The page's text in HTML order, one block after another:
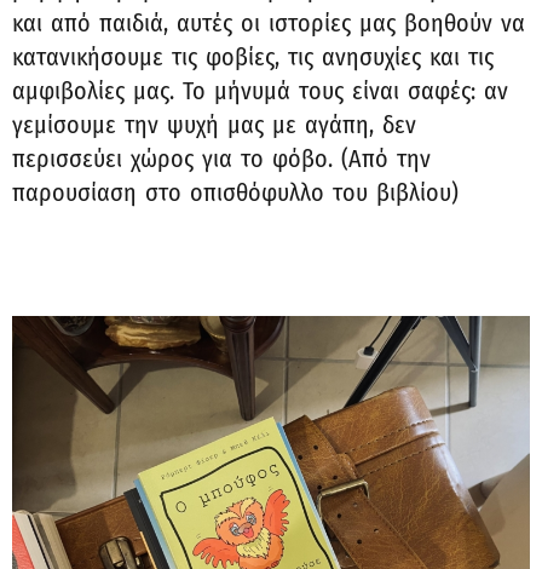
και από παιδιά, αυτές οι ιστορίες μας βοηθούν να
κατανικήσουμε τις φοβίες, τις ανησυχίες και τις
αμφιβολίες μας. Το μήνυμά τους είναι σαφές: αν
γεμίσουμε την ψυχή μας με αγάπη, δεν
περισσεύει χώρος για το φόβο. (Από την
παρουσίαση στο οπισθόφυλλο του βιβλίου)